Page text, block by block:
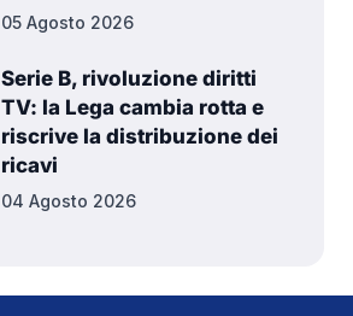
05 Agosto 2026
Serie B, rivoluzione diritti
TV: la Lega cambia rotta e
riscrive la distribuzione dei
ricavi
04 Agosto 2026